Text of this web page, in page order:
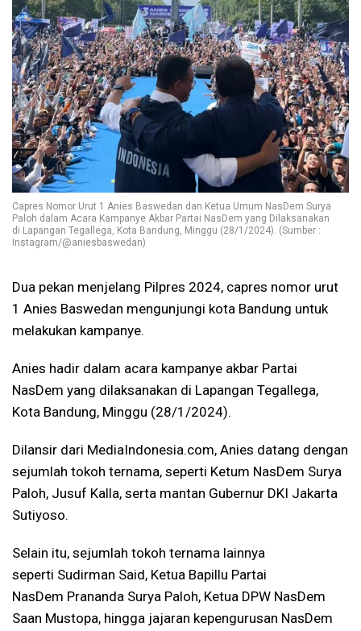
Capres Nomor Urut 1 Anies Baswedan dan Ketua Umum NasDem Surya
Paloh dalam Acara Kampanye Akbar Partai NasDem yang Dilaksanakan
di Lapangan Tegallega, Kota Bandung, Minggu (28/1/2024). (Sumber :
Instagram/@aniesbaswedan)
Dua pekan menjelang Pilpres 2024, capres nomor urut
1 Anies Baswedan mengunjungi kota Bandung untuk
melakukan kampanye.
Anies hadir dalam acara kampanye akbar Partai
NasDem yang dilaksanakan di Lapangan Tegallega,
Kota Bandung, Minggu (28/1/2024).
Dilansir dari MediaIndonesia.com, Anies datang dengan
sejumlah tokoh ternama, seperti Ketum NasDem Surya
Paloh, Jusuf Kalla, serta mantan Gubernur DKI Jakarta
Sutiyoso.
Selain itu, sejumlah tokoh ternama lainnya
seperti Sudirman Said, Ketua Bapillu Partai
NasDem Prananda Surya Paloh, Ketua DPW NasDem
Saan Mustopa, hingga jajaran kepengurusan NasDem